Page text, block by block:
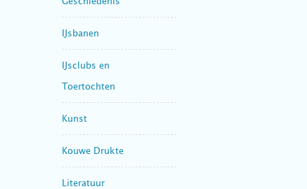
IJsbanen
IJsclubs en
Toertochten
Kunst
Kouwe Drukte
Literatuur